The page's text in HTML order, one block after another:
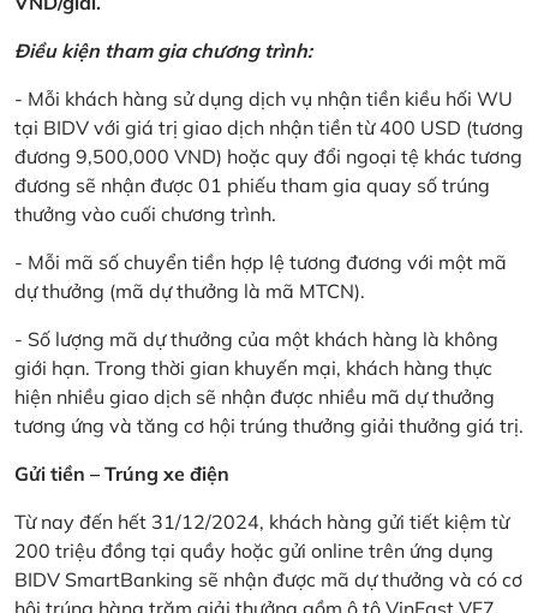
Điều kiện tham gia chương trình:
- Mỗi khách hàng sử dụng dịch vụ nhận tiền kiều hối WU
tại BIDV với giá trị giao dịch nhận tiền từ 400 USD (tương
đương 9,500,000 VND) hoặc quy đổi ngoại tệ khác tương
đương sẽ nhận được 01 phiếu tham gia quay số trúng
thưởng vào cuối chương trình.
- Mỗi mã số chuyển tiền hợp lệ tương đương với một mã
dự thưởng (mã dự thưởng là mã MTCN).
- Số lượng mã dự thưởng của một khách hàng là không
giới hạn. Trong thời gian khuyến mại, khách hàng thực
hiện nhiều giao dịch sẽ nhận được nhiều mã dự thưởng
tương ứng và tăng cơ hội trúng thưởng giải thưởng giá trị.
Gửi tiền – Trúng xe điện
Từ nay đến hết 31/12/2024, khách hàng gửi tiết kiệm từ
200 triệu đồng tại quầy hoặc gửi online trên ứng dụng
BIDV SmartBanking sẽ nhận được mã dự thưởng và có cơ
hội trúng hàng trăm giải thưởng gồm ô tô VinFast VF7,